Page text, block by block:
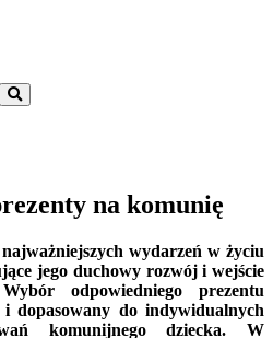
na komunię
wydarzeń w życiu
jego duchowy rozwój i wejście
odpowiedniego prezentu
dopasowany do indywidualnych
komunijnego dziecka. W